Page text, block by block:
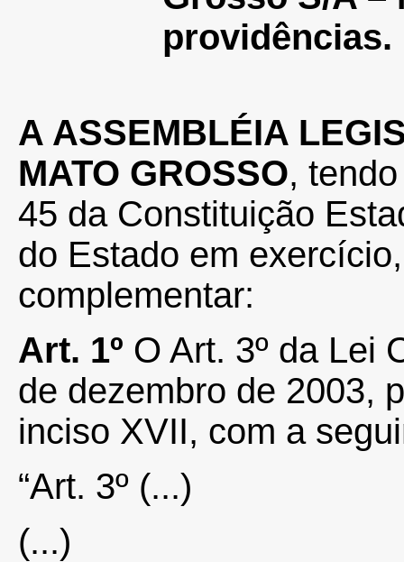
providências.
A ASSEMBLÉIA
MATO GROSSO,
45 da Constituição
do Estado em
complementar:
Art. 1º O Art. 3º da Lei
de dezembro de 2003,
inciso XVII, com a
“Art. 3º (...)
(...)